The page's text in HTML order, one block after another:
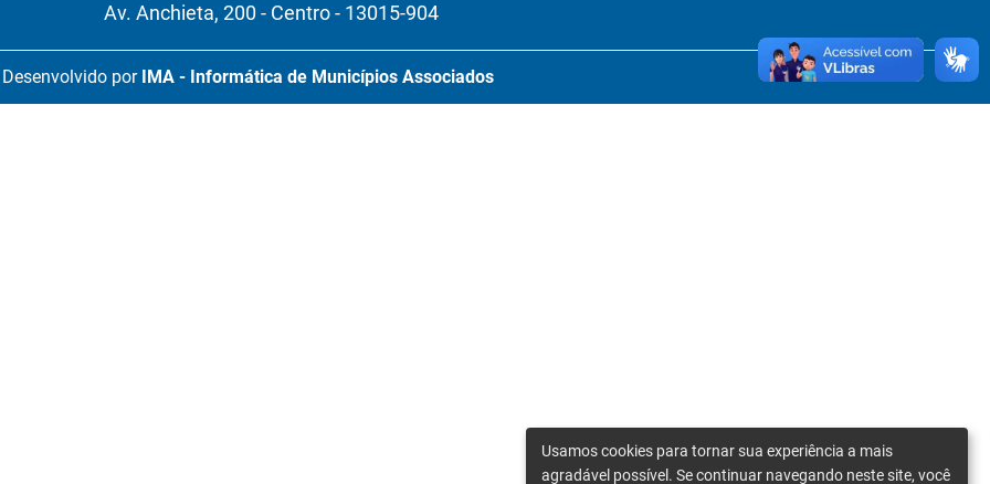
Av. Anchieta, 200 - Centro - 13015-904
Desenvolvido por IMA - Informática de Municípios Associados
Usamos cookies para tornar sua experiência a mais
agradável possível. Se continuar navegando neste site, você